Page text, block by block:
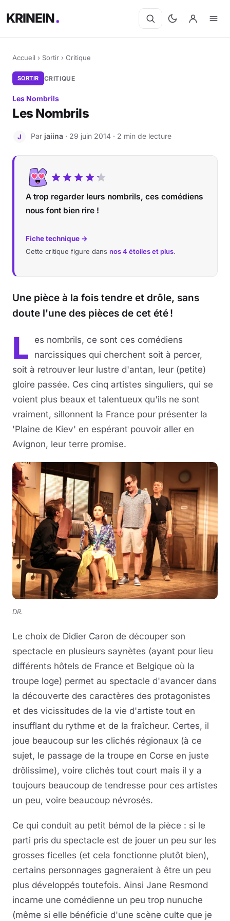
KRINEIN
Accueil › Sortir › Critique
SORTIR CRITIQUE
Les Nombrils
Les Nombrils
J Par jaiina · 29 juin 2014 · 2 min de lecture
A trop regarder leurs nombrils, ces comédiens
nous font bien rire !
Fiche technique →
Cette critique figure dans nos 4 étoiles et plus.
Une pièce à la fois tendre et drôle, sans
doute l'une des pièces de cet été !
L
es nombrils, ce sont ces comédiens
narcissiques qui cherchent soit à percer,
soit à retrouver leur lustre d'antan, leur (petite)
gloire passée. Ces cinq artistes singuliers, qui se
voient plus beaux et talentueux qu'ils ne sont
vraiment, sillonnent la France pour présenter la
'Plaine de Kiev' en espérant pouvoir aller en
Avignon, leur terre promise.
DR.
Le choix de Didier Caron de découper son
spectacle en plusieurs saynètes (ayant pour lieu
différents hôtels de France et Belgique où la
troupe loge) permet au spectacle d'avancer dans
la découverte des caractères des protagonistes
et des vicissitudes de la vie d'artiste tout en
insufflant du rythme et de la fraîcheur. Certes, il
joue beaucoup sur les clichés régionaux (à ce
sujet, le passage de la troupe en Corse en juste
drôlissime), voire clichés tout court mais il y a
toujours beaucoup de tendresse pour ces artistes
un peu, voire beaucoup névrosés.
Ce qui conduit au petit bémol de la pièce : si le
parti pris du spectacle est de jouer un peu sur les
grosses ficelles (et cela fonctionne plutôt bien),
certains personnages gagneraient à être un peu
plus développés toutefois. Ainsi Jane Resmond
incarne une comédienne un peu trop nunuche
(même si elle bénéficie d'une scène culte que je